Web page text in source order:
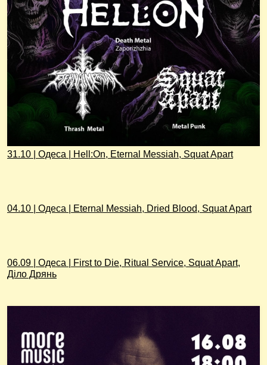
31.10 | Одеса | Hell:On, Eternal Messiah, Squat Apart
04.10 | Одеса | Eternal Messiah, Dried Blood, Squat Apart
06.09 | Одеса | First to Die, Ritual Service, Squat Apart,
Діло Дрянь